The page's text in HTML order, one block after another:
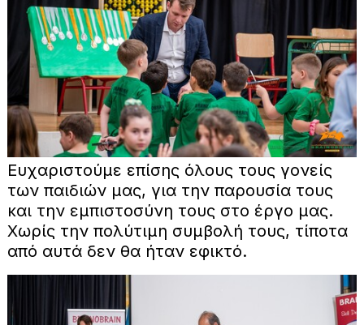
Ευχαριστούμε επίσης όλους τους γονείς
των παιδιών μας, για την παρουσία τους
και την εμπιστοσύνη τους στο έργο μας.
Χωρίς την πολύτιμη συμβολή τους, τίποτα
από αυτά δεν θα ήταν εφικτό.